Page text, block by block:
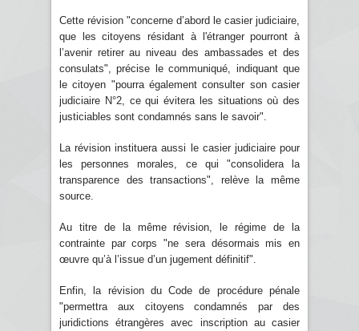
Cette révision "concerne d’abord le casier judiciaire,
que les citoyens résidant à l'étranger pourront à
l’avenir retirer au niveau des ambassades et des
consulats", précise le communiqué, indiquant que
le citoyen "pourra également consulter son casier
judiciaire N°2, ce qui évitera les situations où des
justiciables sont condamnés sans le savoir".
La révision instituera aussi le casier judiciaire pour
les personnes morales, ce qui "consolidera la
transparence des transactions", relève la même
source.
Au titre de la même révision, le régime de la
contrainte par corps "ne sera désormais mis en
œuvre qu’à l’issue d’un jugement définitif".
Enfin, la révision du Code de procédure pénale
"permettra aux citoyens condamnés par des
juridictions étrangères avec inscription au casier